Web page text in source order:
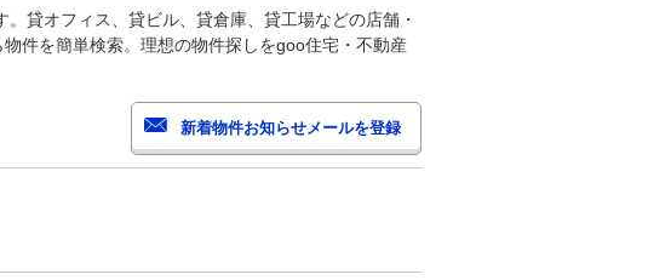
貸オフィス、貸ビル、貸倉庫、貸工場などの店舗・
件を簡単検索。理想の物件探しをgoo住宅・不動産